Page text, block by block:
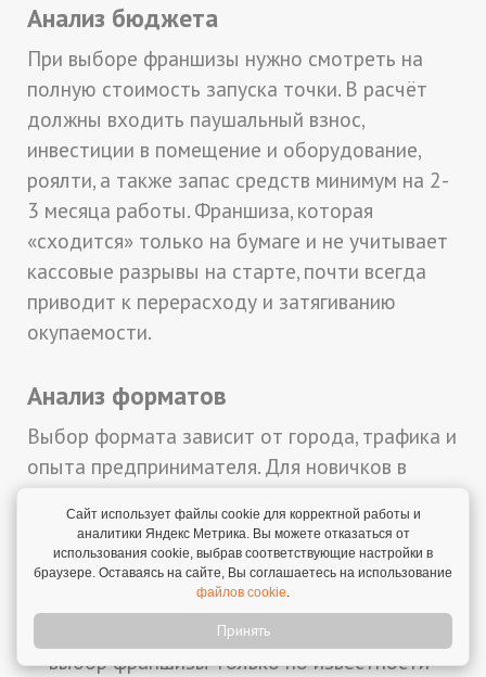
Анализ бюджета
При выборе франшизы нужно смотреть на
полную стоимость запуска точки. В расчёт
должны входить паушальный взнос,
инвестиции в помещение и оборудование,
роялти, а также запас средств минимум на 2-
3 месяца работы. Франшиза, которая
«сходится» только на бумаге и не учитывает
кассовые разрывы на старте, почти всегда
приводит к перерасходу и затягиванию
окупаемости.
Анализ форматов
Выбор формата зависит от города, трафика и
опыта предпринимателя. Для новичков в
(кофейная точка в торговом центре) с
сильной поддержкой.
Частые ошибки предпринимателей:
выбор франшизы только по известности
Сайт использует файлы cookie для корректной работы и
аналитики Яндекс Метрика. Вы можете отказаться от
использования cookie, выбрав соответствующие настройки в
браузере. Оставаясь на сайте, Вы соглашаетесь на использование
файлов cookie.
Принять